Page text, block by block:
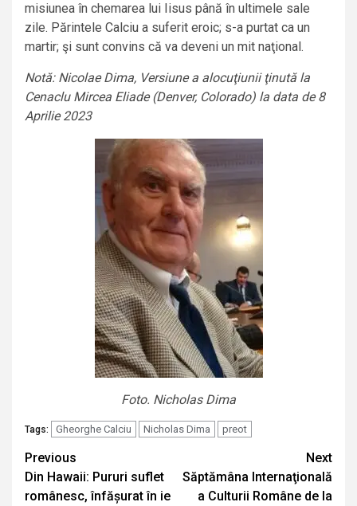
misiunea în chemarea lui Iisus până în ultimele sale
zile. Părintele Calciu a suferit eroic; s-a purtat ca un
martir; şi sunt convins că va deveni un mit naţional.
Notă: Nicolae Dima, Versiune a alocuţiunii ţinută la
Cenaclu Mircea Eliade (Denver, Colorado) la data de 8
Aprilie 2023
Foto. Nicholas Dima
Tags: Gheorghe Calciu Nicholas Dima preot
Continue
Reading
Previous
Din Hawaii: Pururi suflet
românesc, înfășurat în ie
Next
Săptămâna Internaţională
a Culturii Române de la